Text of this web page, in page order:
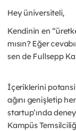
Hey üniversiteli,
Kendinin en
mısın? Eğer
sen de Fullsepp
İçeriklerini
ağını genişletip
startup’ında
Kampüs